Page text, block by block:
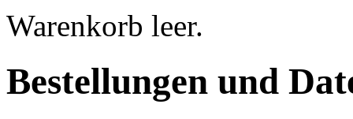
Warenkorb leer.
Bestellungen und